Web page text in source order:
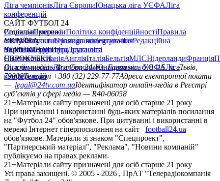
Ліга чемпіонівЛіга ЄвропиЮнацька ліга УЄФАЛіга
конференцій
САЙТ ФУТБОЛ 24
РедакціяПрогнозиПолітика конфіденційностіПравила
сайтуКонтактиПравила коментуванняРедакційна
політикаСтруктура власності
Соціальні мережі
facebookxyoutubeinstagramtelegramviber
УКРАЇНА
УкраїнаПерша лігаДруга ліга
ЧЕМПІОНАТИ
НімеччинаІспаніяАнгліяІталіяБельгіяМЛСНідерландиФранція
ЄВРОКУБКИ
Ліга чемпіонівЛіга ЄвропиЮнацька ліга УЄФАЛіга
конференцій
Онлайн-медіа «Футбол 24»пл. Галицька, буд. 15, м. Львів,
79008Телефон +380 (32) 229-77-77Адреса електронної пошти
— legal@24tv.com.uaІдентифікатор онлайн-медіа в Реєстрі
суб’єктів у сфері медіа — R40-06058
21+Матеріали сайту призначені для осіб старше 21 року
При цитуванні і використанні будь-яких матеріалів посилання
на "Футбол 24" обов'язкове. При цитуванні і використанні в
мережі Інтернет гіперпосилання на сайт
football24.ua
обов'язкове. Матеріали зі знаком "Спецпроект",
"Партнерський матеріал", "Реклама", "Новини компаній"
публікуємо на правах реклами.
21+Матеріали сайту призначені для осіб старше 21 року
Усi права захищенi. © 2005 - 2026 , ПрАТ "Телерадіокомпанія